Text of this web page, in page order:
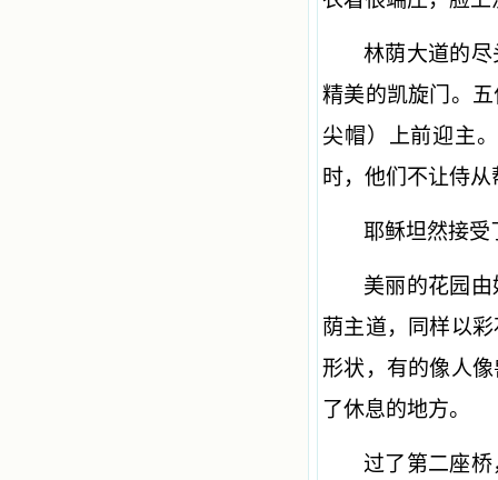
林荫大道的
精美的凯旋门。
尖帽）上前迎主
时，他们不让侍
耶稣坦然接受
美丽的花园
荫主道，同样以
形状，有的像人
了休息的地方。
过了第二座